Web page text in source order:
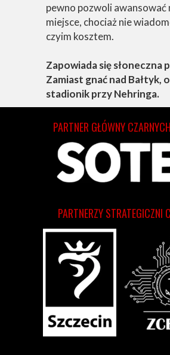
pewno pozwoli awansować
miejsce, chociaż nie
czyim kosztem.
Zapowiada się słoneczna
Zamiast gnać nad Bałtyk,
stadionik przy Nehringa.
PARTNERZY STRATEGICZNI
PARTNER GŁÓWNY